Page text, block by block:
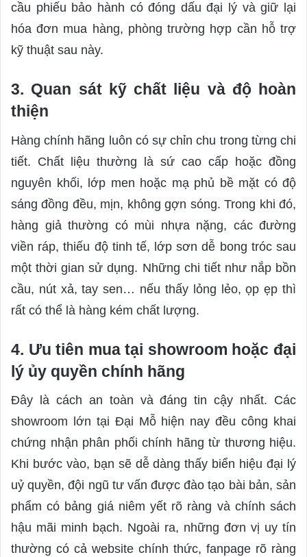
cầu phiếu bảo hành có đóng dấu đại lý và giữ lại
hóa đơn mua hàng, phòng trường hợp cần hỗ trợ
kỹ thuật sau này.
3. Quan sát kỹ chất liệu và độ hoàn
thiện
Hàng chính hãng luôn có sự chỉn chu trong từng chi
tiết. Chất liệu thường là sứ cao cấp hoặc đồng
nguyên khối, lớp men hoặc mạ phủ bề mặt có độ
sáng đồng đều, mịn, không gợn sóng. Trong khi đó,
hàng giả thường có mùi nhựa nặng, các đường
viền ráp, thiếu độ tinh tế, lớp sơn dễ bong tróc sau
một thời gian sử dụng. Những chi tiết như nắp bồn
cầu, nút xả, tay sen… nếu thấy lỏng lẻo, ọp ẹp thì
rất có thể là hàng kém chất lượng.
4. Ưu tiên mua tại showroom hoặc đại
lý ủy quyền chính hãng
Đây là cách an toàn và đáng tin cậy nhất. Các
showroom lớn tại Đại Mỗ hiện nay đều công khai
chứng nhận phân phối chính hãng từ thương hiệu.
Khi bước vào, bạn sẽ dễ dàng thấy biển hiệu đại lý
uỷ quyền, đội ngũ tư vấn được đào tạo bài bản, sản
phẩm có bảng giá niêm yết rõ ràng và chính sách
hậu mãi minh bạch. Ngoài ra, những đơn vị uy tín
thường có cả website chính thức, fanpage rõ ràng